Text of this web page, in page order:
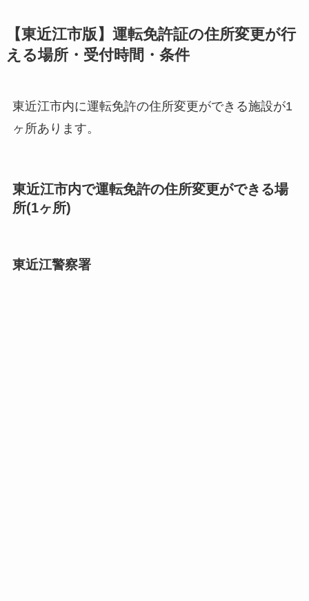
【東近江市版】運転免許証の住所変更が行
える場所・受付時間・条件
東近江市内に運転免許の住所変更ができる施設が1
ヶ所あります。
東近江市内で運転免許の住所変更ができる場
所(1ヶ所)
東近江警察署